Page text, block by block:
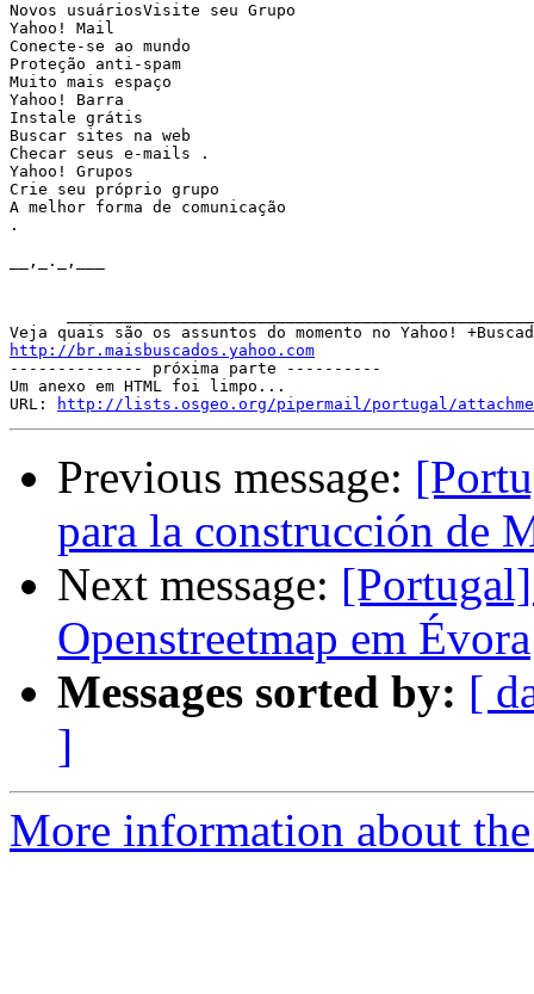
Novos usuáriosVisite seu Grupo
Yahoo! Mail
Conecte-se ao mundo
Proteção anti-spam
Muito mais espaço
Yahoo! Barra
Instale grátis
Buscar sites na web
Checar seus e-mails .
Yahoo! Grupos
Crie seu próprio grupo
A melhor forma de comunicação
.
__,_._,___
http://br.maisbuscados.yahoo.com
-------------- próxima parte ----------
Um anexo em HTML foi limpo...
URL:
http://lists.osgeo.org/pipermail/portugal/
Previous message:
para la construcción de
Next message:
Openstreetmap em Évora
Messages sorted by: [
]
More information about